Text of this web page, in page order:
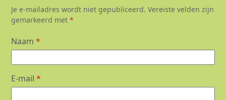
Je e-mailadres wordt niet gepubliceerd. Vereiste velden zijn
gemarkeerd met*
Naam*
E-mail*